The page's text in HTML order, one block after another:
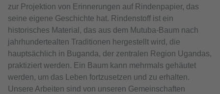
zur Projektion von Erinnerungen auf Rindenpapier, das
seine eigene Geschichte hat. Rindenstoff ist ein
historisches Material, das aus dem Mutuba-Baum nach
jahrhundertealten Traditionen hergestellt wird, die
hauptsächlich in Buganda, der zentralen Region Ugandas,
praktiziert werden. Ein Baum kann mehrmals gehäutet
werden, um das Leben fortzusetzen und zu erhalten.
Unsere Arbeiten sind von unseren Gemeinschaften